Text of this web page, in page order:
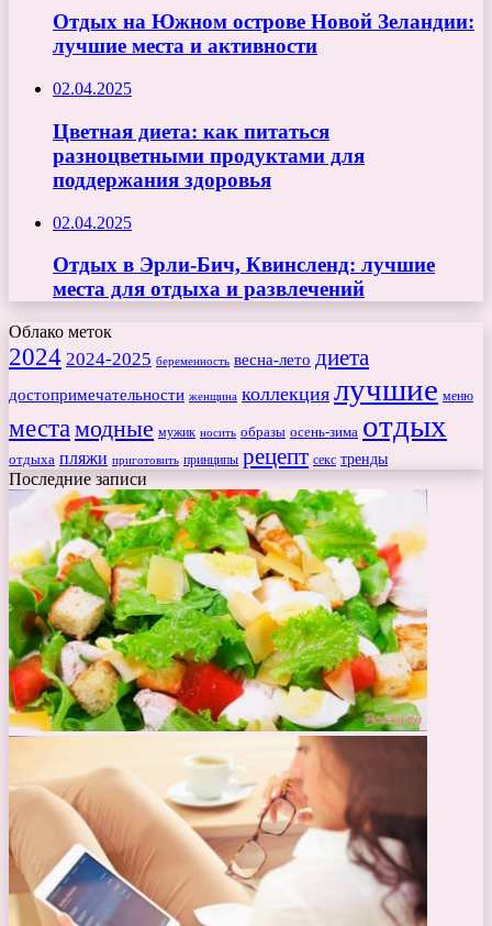
Отдых на Южном острове Новой Зеландии:
лучшие места и активности
02.04.2025
Цветная диета: как питаться
разноцветными продуктами для
поддержания здоровья
02.04.2025
Отдых в Эрли-Бич, Квинсленд: лучшие
места для отдыха и развлечений
Облако меток
2024 2024-2025 беременность весна-лето диета
достопримечательности женщина коллекция лучшие меню
места модные мужик носить образы осень-зима отдых
отдыха пляжи приготовить принципы рецепт секс тренды
Последние записи